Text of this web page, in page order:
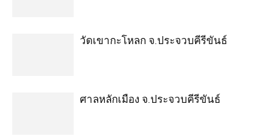
วัดเขากะโหลก จ.ประจวบคีรีขันธ์
ศาลหลักเมือง จ.ประจวบคีรีขันธ์